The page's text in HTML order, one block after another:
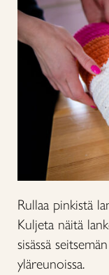
Rullaa pinkistä
Kuljeta näitä
sisässä
yläreunoissa.